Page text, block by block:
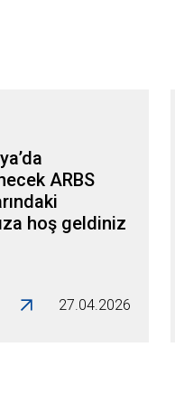
ARBS
hoş geldiniz
27.04.2026